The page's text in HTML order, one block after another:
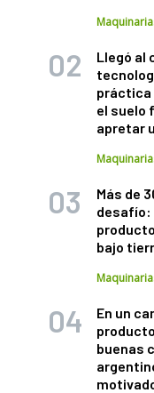
Llegó al
práctica
el suelo
apretar
Más de
desafío:
bajo
En un
buenas